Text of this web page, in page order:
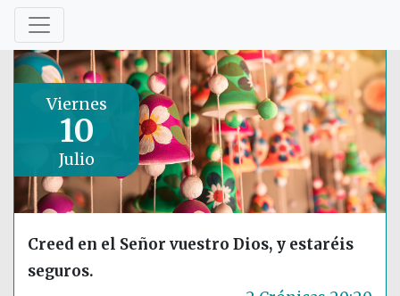
Viernes
10
Julio
Creed en el Señor vuestro Dios, y estaréis
seguros.